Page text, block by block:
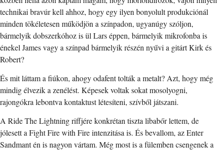
technikai bravúr kell ahhoz, hogy egy ilyen bonyolult produkciónál
minden tökéletesen működjön a színpadon, ugyanúgy szóljon,
bármelyik dobszerkóhoz is ül Lars éppen, bármelyik mikrofonba is
énekel James vagy a színpad bármelyik részén nyűvi a gitárt Kirk és
Robert?
És mit láttam a fiúkon, ahogy odafent tolták a metalt? Azt, hogy még
mindig élvezik a zenélést. Képesek voltak sokat mosolyogni,
rajongókra lebontva kontaktust létesíteni, szívből játszani.
A Ride The Lightning riffjére konkrétan tiszta libabőr lettem, de
jólesett a Fight Fire with Fire intenzitása is. És bevallom, az Enter
Sandmant én is nagyon vártam. Még most is a fülemben csengenek a